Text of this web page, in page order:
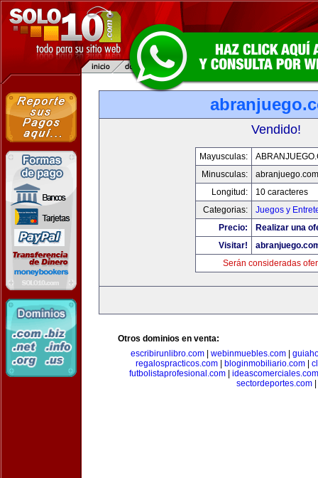
Vendido!
Mayusculas:
Minusculas:
abranjuego.com
Longitud:
10 caracteres
Categorias:
Juegos y
Precio:
Realizar una
Visitar!
Serán consideradas
Otros dominios en venta:
escribirunlibro.com| webinmuebles.com|
regalospracticos.com| bloginmobiliario.com|
futbolistaprofesional.com
ideascomerciales.com
sectordeportes.com|